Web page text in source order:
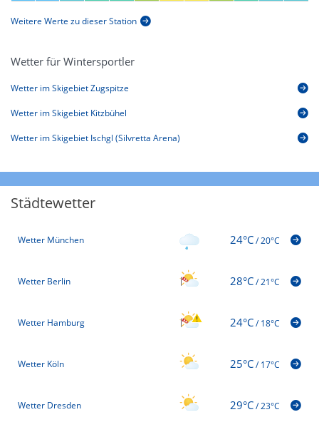
Weitere Werte zu dieser Station
Wetter für Wintersportler
Wetter im Skigebiet Zugspitze
Wetter im Skigebiet Kitzbühel
Wetter im Skigebiet Ischgl (Silvretta Arena)
Städtewetter
Wetter München 24°C/20°C
Wetter Berlin 28°C/21°C
Wetter Hamburg 24°C/18°C
Wetter Köln 25°C/17°C
Wetter Dresden 29°C/23°C